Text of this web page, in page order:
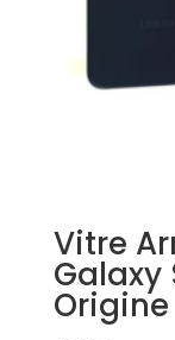
Vitre
Galaxy
Origine